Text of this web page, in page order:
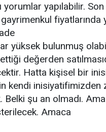
yorumlar yapılabilir. Son
fiyatlarında
yüksek bulunmuş
değerden
Hatta kişisel bir
kendi inisiyatifimizden
Belki şu an olmadı. Ama
Amaca